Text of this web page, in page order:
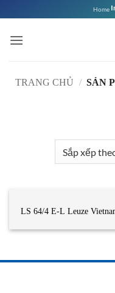
qua
nội
Home
TRANG CHỦ / SẢN
LS 64/4 E-L Leuze